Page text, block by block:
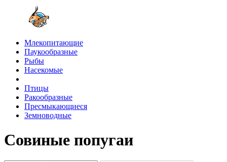
Млекопитающие
Паукообразные
Рыбы
Насекомые
Птицы
Ракообразные
Пресмыкающиеся
Земноводные
Совиные попугаи